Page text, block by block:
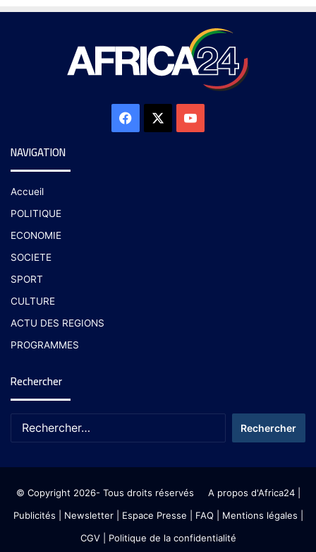
NAVIGATION
Accueil
POLITIQUE
ECONOMIE
SOCIETE
SPORT
CULTURE
ACTU DES REGIONS
PROGRAMMES
Rechercher
© Copyright 2026- Tous droits réservés A propos d'Africa24|
Publicités
Newsletter| Espace Presse | FAQ | Mentions légales
CGV| Politique de la confidentialité